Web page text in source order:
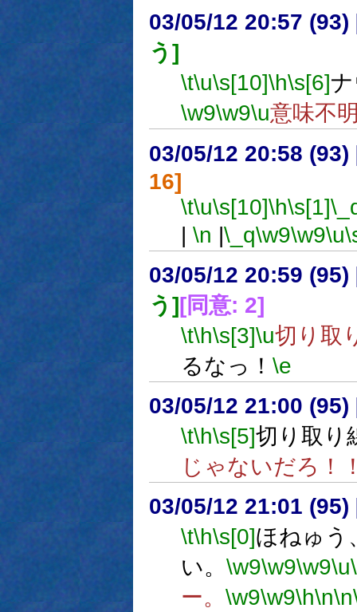
03/05/12 20:57 (93)
う]
\t\u\s[10]\h\s[6]
\w9\w9\u意味不
03/05/12 20:58 (93)
16]
\t\u\s[10]\h\s[1]
| \n |\_q\w9\w9\u
03/05/12 20:59 (95)
う][同意: 2]
\t\h\s[3]\u切り取
るなっ！ \e
03/05/12 21:00 (95)
\t\h\s[5]切り取り
じゃないだろ！
03/05/12 21:01 (95)
\t\h\s[0]ほねゅう
い。 \w9\w9\w9\u
ー。 \w9\w9\h\n\n